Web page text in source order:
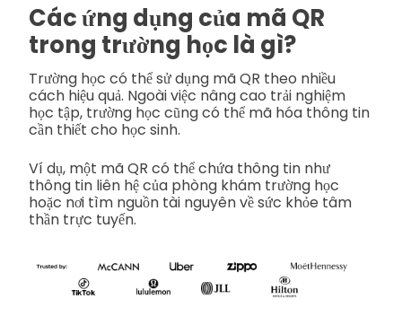
Các ứng dụng của mã QR
trong trường học là gì?
Trường học có thể sử dụng mã QR theo nhiều
cách hiệu quả. Ngoài việc nâng cao trải nghiệm
học tập, trường học cũng có thể mã hóa thông tin
cần thiết cho học sinh.
Ví dụ, một mã QR có thể chứa thông tin như
thông tin liên hệ của phòng khám trường học
hoặc nơi tìm nguồn tài nguyên về sức khỏe tâm
thần trực tuyến.